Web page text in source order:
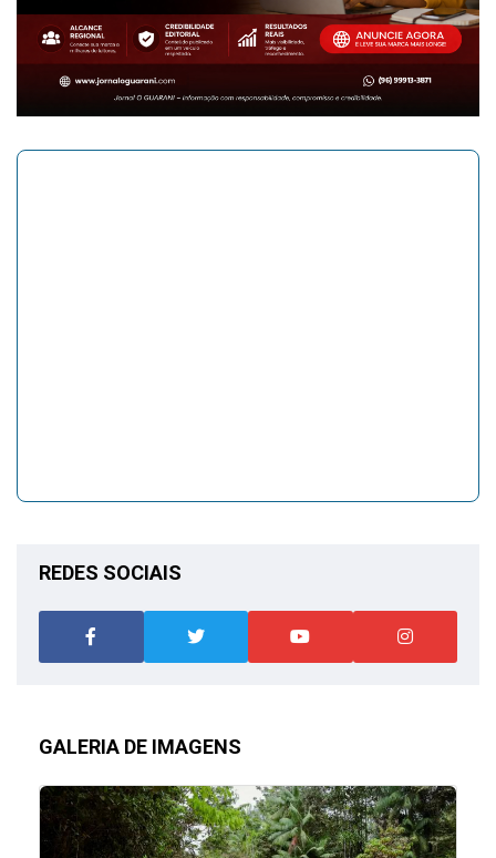
REDES SOCIAIS
GALERIA DE IMAGENS